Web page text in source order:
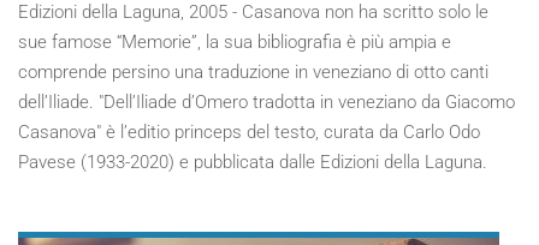
Edizioni della Laguna, 2005 - Casanova non ha scritto solo le
sue famose “Memorie”, la sua bibliografia è più ampia e
comprende persino una traduzione in veneziano di otto canti
dell’Iliade. "Dell’Iliade d’Omero tradotta in veneziano da Giacomo
Casanova" è l’editio princeps del testo, curata da Carlo Odo
Pavese (1933-2020) e pubblicata dalle Edizioni della Laguna.